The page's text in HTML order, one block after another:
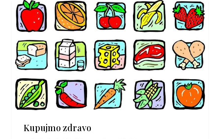
Kupujmo zdravo